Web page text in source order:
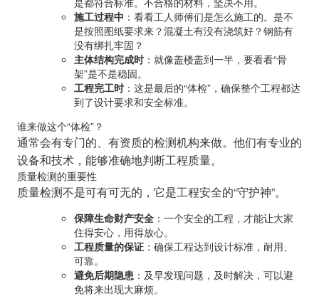
施工过程中 ：看看工人师傅们是怎么施工的。是不
是按照图纸要求来？混凝土有没有浇筑好？钢筋有
没有绑扎牢固？
主体结构完成时：就像盖楼盖到一半，要看看“骨
架”是不是稳固。
工程完工时：这是最后的“体检”，确保整个工程都达
到了设计要求和安全标准。
谁来做这个“体检”？
通常会有专门的、有资质的检测机构来做。他们有专业的
设备和技术，能够准确地判断工程质量。
质量检测的重要性
质量检测不是可有可无的，它是工程安全的“守护神”。
保障生命财产安全：一个安全的工程，才能让大家
住得安心，用得放心。
工程质量的保证：确保工程达到设计标准，耐用、
可靠。
避免后期隐患：及早发现问题，及时解决，可以避
免将来出现大麻烦。